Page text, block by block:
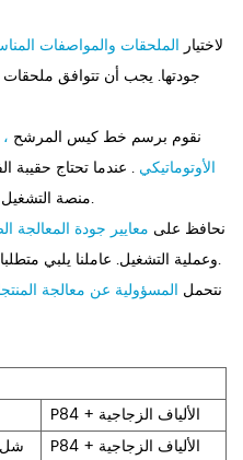
(2) لاختيار الملحقات والمواصفات
جودتها. يجب أن تتوافق
(3) نقوم برسم خط كيس المرشح
الأوتوماتيكي . عندما تحتاج حقيبة
منصة التشغيل ، وبقوة سحب معينة لإبقائها مسطحة.
(4) نحافظ على معايير جودة المعالجة
وعملية التشغيل. عاملنا يلبي متطلبات الأدوات والملابس ، ممنوع التدخين.
(5) نتحمل المسؤولية عن معالجة
P84 + الألياف الزجاجية
شل
P84 + الألياف الزجاجية